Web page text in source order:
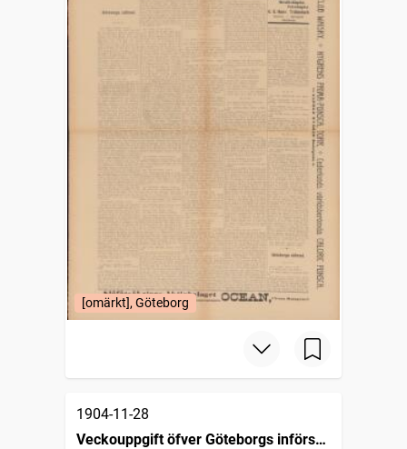
[omärkt], Göteborg
1904-11-28
Veckouppgift öfver Göteborgs införsel